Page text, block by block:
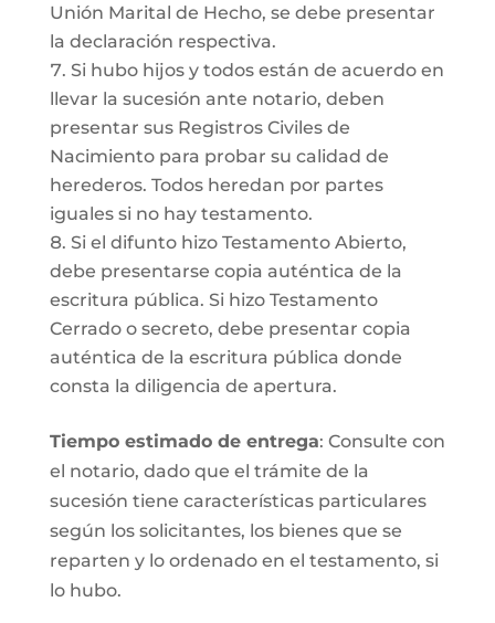
Unión Marital de Hecho, se debe presentar
la declaración respectiva.
Si hubo hijos y todos están de acuerdo en
llevar la sucesión ante notario, deben
presentar sus Registros Civiles de
Nacimiento para probar su calidad de
herederos. Todos heredan por partes
iguales si no hay testamento.
Si el difunto hizo Testamento Abierto,
debe presentarse copia auténtica de la
escritura pública. Si hizo Testamento
Cerrado o secreto, debe presentar copia
auténtica de la escritura pública donde
consta la diligencia de apertura.
Tiempo estimado de entrega: Consulte con
el notario, dado que el trámite de la
sucesión tiene características particulares
según los solicitantes, los bienes que se
reparten y lo ordenado en el testamento, si
lo hubo.